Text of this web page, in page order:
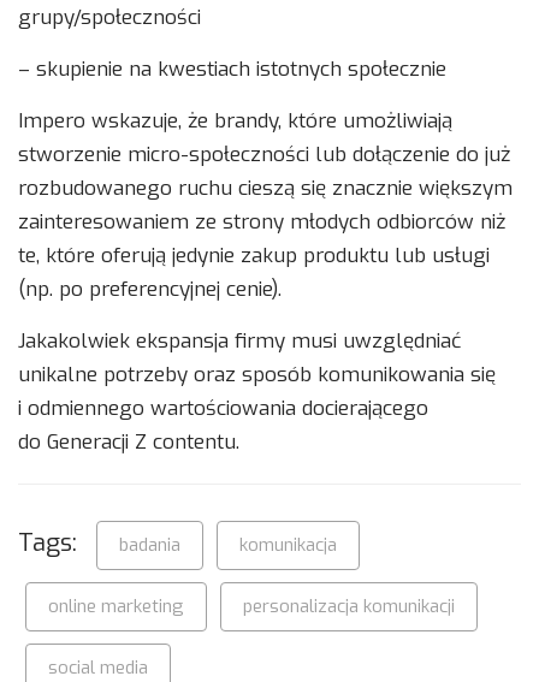
grupy/społeczności
– skupienie na kwestiach istotnych społecznie
Impero wskazuje, że brandy, które umożliwiają
stworzenie micro-społeczności lub dołączenie do już
rozbudowanego ruchu cieszą się znacznie większym
zainteresowaniem ze strony młodych odbiorców niż
te, które oferują jedynie zakup produktu lub usługi
(np. po preferencyjnej cenie).
Jakakolwiek ekspansja firmy musi uwzględniać
unikalne potrzeby oraz sposób komunikowania się
i odmiennego wartościowania docierającego
do Generacji Z contentu.
Tags: badania komunikacja
online marketing personalizacja komunikacji
social media